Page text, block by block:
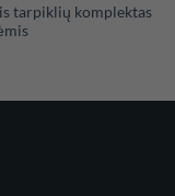
tarpiklių komplektas